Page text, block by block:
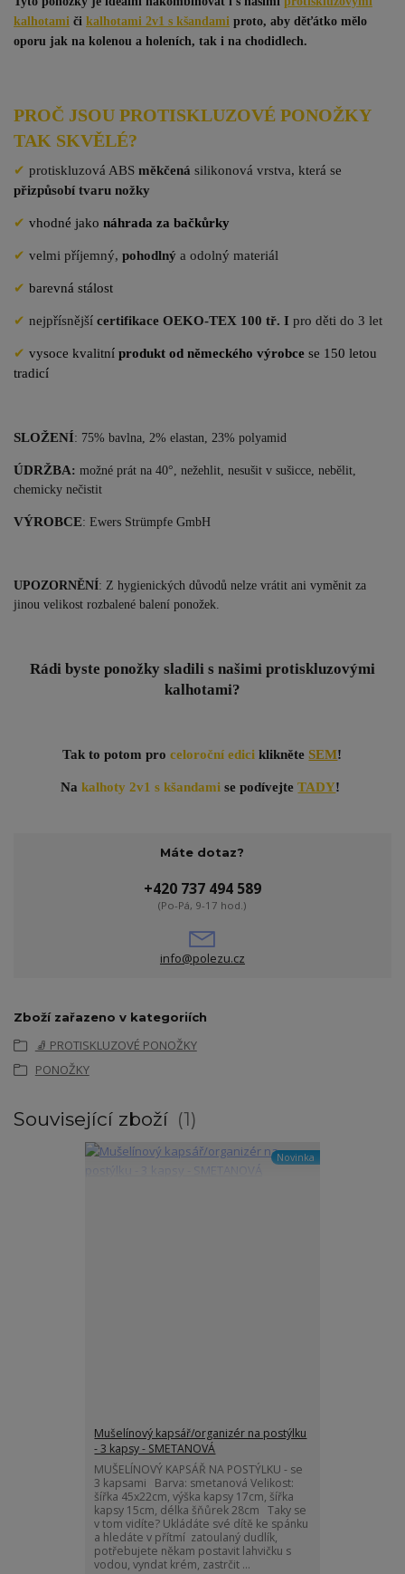
kalhotami či kalhotami 2v1 s kšandami proto, aby děťátko mělo
oporu jak na kolenou a holeních, tak i na chodidlech.
PROČ JSOU PROTISKLUZOVÉ PONOŽKY
TAK SKVĚLÉ?
✔ protiskluzová ABS měkčená silikonová vrstva, která se
přizpůsobí tvaru nožky
✔ vhodné jako náhrada za bačkůrky
✔ velmi příjemný, pohodlný a odolný materiál
✔ barevná stálost
✔ nejpřísnější certifikace OEKO-TEX 100 tř. I pro děti do 3 let
✔ vysoce kvalitní produkt od německého výrobce se 150 letou
tradicí
SLOŽENÍ: 75% bavlna, 2% elastan, 23% polyamid
ÚDRŽBA: možné prát na 40°, nežehlit, nesušit v sušicce, nebělit,
chemicky nečistit
VÝROBCE: Ewers Strümpfe GmbH
UPOZORNĚNÍ: Z hygienických důvodů nelze vrátit ani vyměnit za
jinou velikost rozbalené balení ponožek.
Rádi byste ponožky sladili s našimi protiskluzovými
kalhotami?
Tak to potom proceloroční edici klikněteSEM!
Nakalhoty 2v1 s kšandami se podívejteTADY!
Máte dotaz?
+420 737 494 589
(Po-Pá, 9-17 hod.)
info@polezu.cz
Zboží zařazeno v kategoriích
🧦 PROTISKLUZOVÉ PONOŽKY
PONOŽKY
Související zboží 1
Novinka
Mušelínový kapsář/organizér na postýlku
- 3 kapsy - SMETANOVÁ
MUŠELÍNOVÝ KAPSÁŘ NA POSTÝLKU - se
3 kapsami Barva: smetanová Velikost:
šířka 45x22cm, výška kapsy 17cm, šířka
kapsy 15cm, délka šňůrek 28cm Taky se
v tom vidíte? Ukládáte své dítě ke spánku
a hledáte v přítmí zatoulaný dudlík,
potřebujete někam postavit lahvičku s
vodou, vyndat krém, zastrčit ...